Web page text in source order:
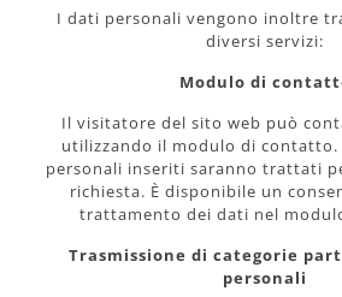
I dati personali vengono inoltre
diversi servizi:
Modulo di
Il visitatore del sito web può
utilizzando il modulo di contatto.
personali inseriti saranno trattati
richiesta. È disponibile un
trattamento dei dati nel
Trasmissione di categorie
personali